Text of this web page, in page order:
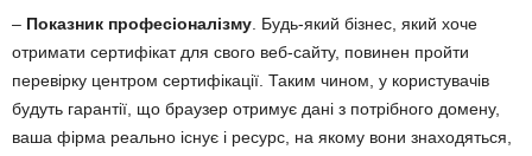
– Показник професіоналізму . Будь-який бізнес, який хоче
отримати сертифікат для свого веб-сайту, повинен пройти
перевірку центром сертифікації. Таким чином, у користувачів
будуть гарантії, що браузер отримує дані з потрібного домену,
ваша фірма реально існує і ресурс, на якому вони знаходяться,